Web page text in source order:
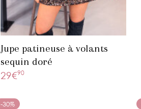
Jupe patineuse à volants
sequin doré
29€90
-30%